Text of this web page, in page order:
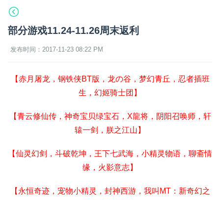
部分游戏11.24-11.26周末返利
发布时间：2017-11-23 08:22 PM
【赤月屠龙，钢铁侠BT版，龙の谷，梦幻青丘，忍者插班
生，幻姬骑士团】
【青云修仙传，神奇宝贝绿宝石，X龍将，阴阳召唤师，轩
辕一剑，朕之江山】
【仙灵幻剑，斗破乾坤，王下七武海，小精灵物语，聊斋情
缘，火影意志】
【永恒奇迹，宠物小精灵，封神西游，我叫MT：新奇幻之